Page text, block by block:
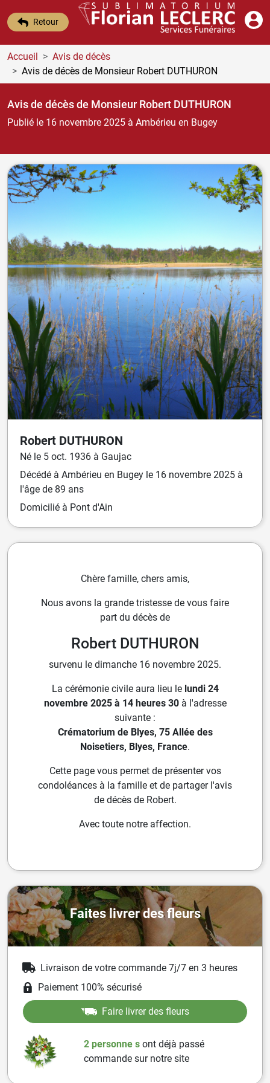
Retour
Accueil
Avis de décès
Avis de décès de Monsieur Robert DUTHURON
Avis de décès de Monsieur Robert DUTHURON
Publié le 16 novembre 2025 à Ambérieu en Bugey
Robert DUTHURON
Né le 5 oct. 1936 à Gaujac
Décédé à Ambérieu en Bugey le 16 novembre 2025 à
l'âge de 89 ans
Domicilié à Pont d'Ain
Chère famille, chers amis,
Nous avons la grande tristesse de vous faire
part du décès de
Robert DUTHURON
survenu le dimanche 16 novembre 2025.
La cérémonie civile aura lieu le lundi 24
novembre 2025 à 14 heures 30à l'adresse
suivante :
Crématorium de Blyes, 75 Allée des
Noisetiers, Blyes, France.
Cette page vous permet de présenter vos
condoléances à la famille et de partager l'avis
de décès de Robert.
Avec toute notre affection.
Faites livrer des fleurs
Livraison de votre commande 7j/7 en 3 heures
Paiement 100% sécurisé
Faire livrer des fleurs
2 personne s ont déjà passé
commande sur notre site